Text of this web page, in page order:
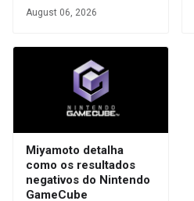
August 06, 2026
Miyamoto detalha
como os resultados
negativos do Nintendo
GameCube